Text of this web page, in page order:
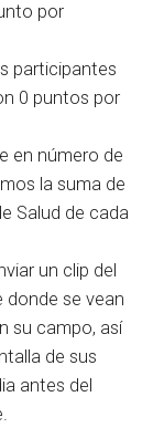
por
participantes
0 puntos por
en número de
la suma de
Salud de cada
un clip del
se vean
su campo, así
de sus
antes del